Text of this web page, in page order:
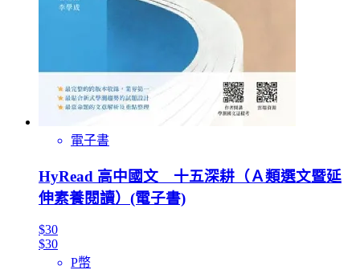
電子書
HyRead 高中國文 十五深耕（Ａ類選文暨延
伸素養閱讀）(電子書)
$30
$30
P幣